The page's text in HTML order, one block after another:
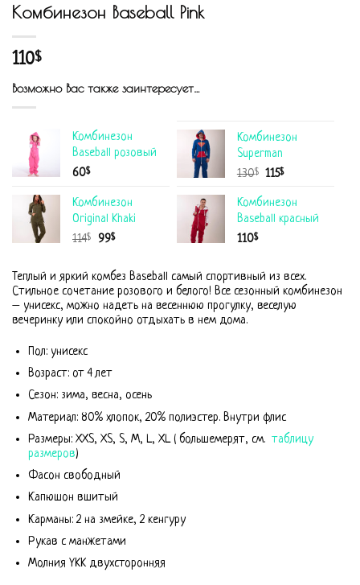
Комбинезон Baseball Pink
110$
Возможно Вас также заинтересует…
Комбинезон
Baseball розовый
60$
Комбинезон
Superman
130$ 115$
Комбинезон
Original Khaki
114$ 99$
Комбинезон
Baseball красный
110$
Теплый и яркий комбез Baseball самый спортивный из всех.
Стильное сочетание розового и белого! Все сезонный комбинезон
– унисекс, можно надеть на весеннюю прогулку, веселую
вечеринку или спокойно отдыхать в нем дома.
Пол: унисекс
Возраст: от 4 лет
Сезон: зима, весна, осень
Материал: 80% хлопок, 20% полиэстер. Внутри флис
Размеры: XXS, XS, S, M, L, XL ( большемерят, см. таблицу
размеров)
Фасон свободный
Капюшон вшитый
Карманы: 2 на змейке, 2 кенгуру
Рукав с манжетами
Молния YKK двухсторонняя